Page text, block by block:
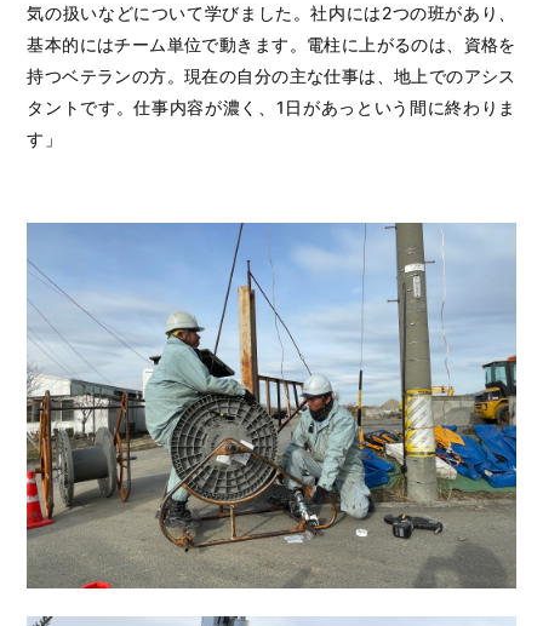
気の扱いなどについて学びました。社内には2つの班があり、
基本的にはチーム単位で動きます。電柱に上がるのは、資格を
持つベテランの方。現在の自分の主な仕事は、地上でのアシス
タントです。仕事内容が濃く、1日があっという間に終わりま
す」